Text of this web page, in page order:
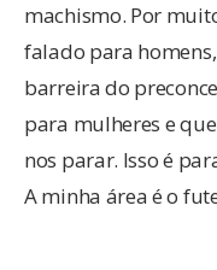
machismo. Por
falado para
barreira do
para mulheres e
nos parar. Isso é
A minha área é o